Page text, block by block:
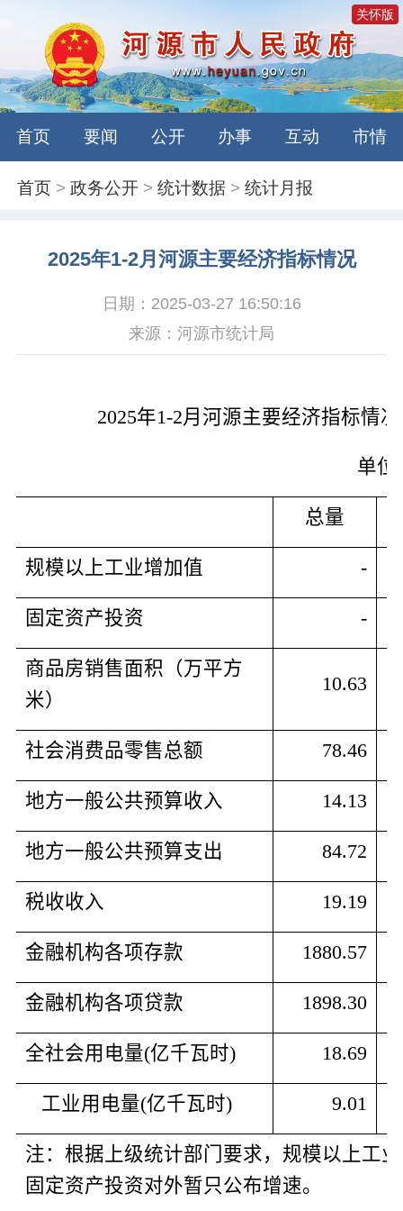
关怀版
首页 要闻 公开 办事 互动 市情
首页 >政务公开 >统计数据 >统计月报
2025年1-2月河源主要经济指标情况
日期：2025-03-27 16:50:16
来源：河源市统计局
2025年1-2月河源主要经济指标情
单位
总量
规模以上工业增加值 -
固定资产投资 -
商品房销售面积（万平方
米）
10.63
社会消费品零售总额 78.46
地方一般公共预算收入 14.13
地方一般公共预算支出 84.72
税收收入 19.19
金融机构各项存款 1880.57
金融机构各项贷款 1898.30
全社会用电量(亿千瓦时) 18.69
工业用电量(亿千瓦时) 9.01
注：根据上级统计部门要求，规模以上工
固定资产投资对外暂只公布增速。